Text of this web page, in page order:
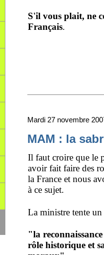
S'il vous plait, ne
Français.
Mardi 27 novembre
MAM : la
Il faut croire que le
avoir fait faire des
la France et nous
à ce sujet.
La ministre tente
"la
rôle historique et